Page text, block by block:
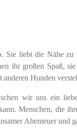
liebt die Nähe zu
ihr großen Spaß,
Hunden
wir uns ein
Menschen, die
Abenteuer und